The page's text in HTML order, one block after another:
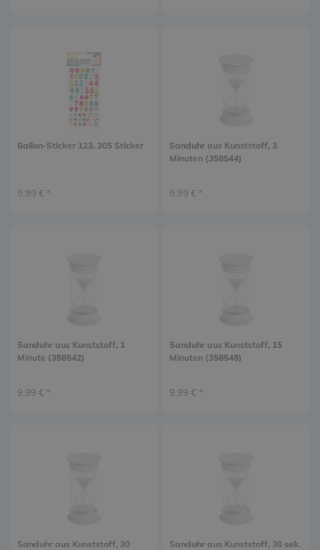
Ballon-Sticker 123, 305 Sticker
9,99 € *
Sanduhr aus Kunststoff, 3
Minuten (358544)
9,99 € *
Sanduhr aus Kunststoff, 1
Minute (358542)
9,99 € *
Sanduhr aus Kunststoff, 15
Minuten (358548)
9,99 € *
Sanduhr aus Kunststoff, 30
Sanduhr aus Kunststoff, 30 sek.